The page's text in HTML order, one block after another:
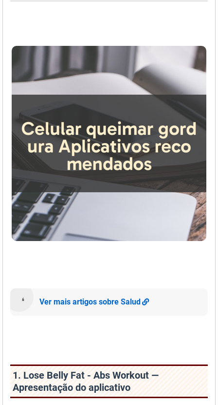
Ver mais artigos sobre Salud
1. Lose Belly Fat - Abs Workout —
Apresentação do aplicativo